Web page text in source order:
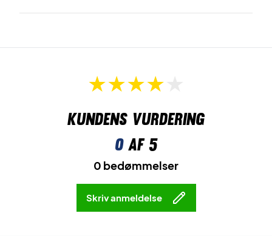
Kundens vurdering
0af 5
0 bedømmelser
Skriv anmeldelse